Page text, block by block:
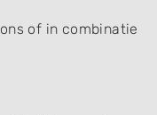
of in combinatie